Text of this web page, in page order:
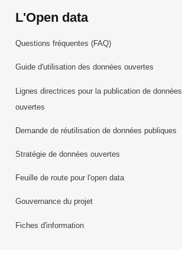
L'Open data
Questions fréquentes (FAQ)
Guide d'utilisation des données ouvertes
Lignes directrices pour la publication de données
ouvertes
Demande de réutilisation de données publiques
Stratégie de données ouvertes
Feuille de route pour l'open data
Gouvernance du projet
Fiches d'information